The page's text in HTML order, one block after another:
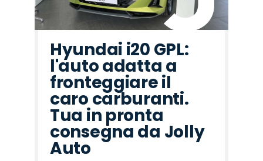
Hyundai i20 GPL:
l'auto adatta a
fronteggiare il
caro carburanti.
Tua in pronta
consegna da Jolly
Auto